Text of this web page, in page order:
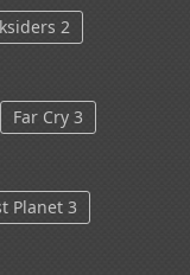
2
Far Cry 3
Planet 3